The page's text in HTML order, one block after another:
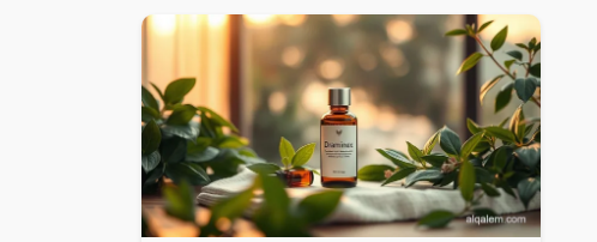
فيها العطاء والرعاية الأبوية، تشعرنا